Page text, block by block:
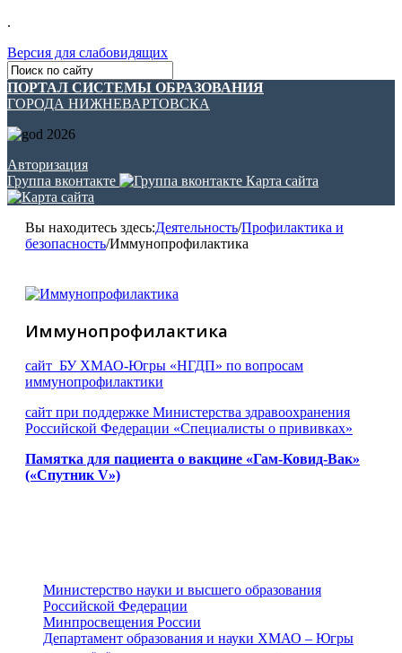
.
Версия для слабовидящих
ПОРТАЛ СИСТЕМЫ ОБРАЗОВАНИЯ
ГОРОДА НИЖНЕВАРТОВСКА
Авторизация
Группа вконтакте
Карта сайта
Вы находитесь здесь:Деятельность/Профилактика и
безопасность/Иммунопрофилактика
Иммунопрофилактика
сайт БУ ХМАО-Югры «НГДП» по вопросам
иммунопрофилактики
сайт при поддержке Министерства здравоохранения
Российской Федерации «Специалисты о прививках»
Памятка для пациента о вакцине «Гам-Ковид-Вак»
(«СпутникV»)
Министерство науки и высшего образования
Российской Федерации
Минпросвещения России
Департамент образования и науки ХМАО – Югры